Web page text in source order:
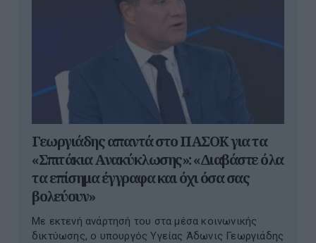
Γεωργιάδης απαντά στο ΠΑΣΟΚ για τα
«Σπιτάκια Ανακύκλωσης»: «Διαβάστε όλα
τα επίσημα έγγραφα και όχι όσα σας
βολεύουν»
Με εκτενή ανάρτησή του στα μέσα κοινωνικής
δικτύωσης, ο υπουργός Υγείας Άδωνις Γεωργιάδης